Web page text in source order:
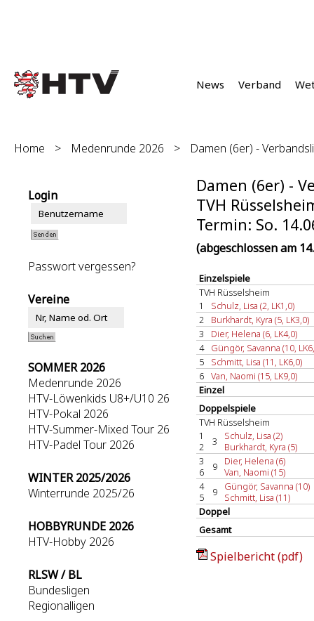
News Verband
Home > Medenrunde 2026 > Damen (6er) -
Login
Passwort vergessen?
Vereine
SOMMER 2026
Medenrunde 2026
HTV-Löwenkids U8+/U10 26
HTV-Pokal 2026
HTV-Summer-Mixed Tour 26
HTV-Padel Tour 2026
WINTER 2025/2026
Winterrunde 2025/26
HOBBYRUNDE 2026
HTV-Hobby 2026
RLSW / BL
Bundesligen
Regionalligen
Damen (6er) -
TVH
Termin: So.
(abgeschlossen am
Einzelspiele
TVH Rüsselsheim
1
Schulz, Lisa (2, LK1,0)
2
Burkhardt, Kyra (5, LK3,0)
3
Dier, Helena (6, LK4,0)
4
Güngör, Savanna (10,
5
Schmitt, Lisa (11, LK6,0)
6 Van, Naomi (15, LK9,0)
Einzel
Doppelspiele
TVH Rüsselsheim
1
2
3
Schulz, Lisa (2)
Burkhardt, Kyra (5)
3
6
9
Dier, Helena (6)
Van, Naomi (15)
4
5
9
Güngör, Savanna (10)
Schmitt, Lisa (11)
Doppel
Gesamt
Spielbericht (pdf)